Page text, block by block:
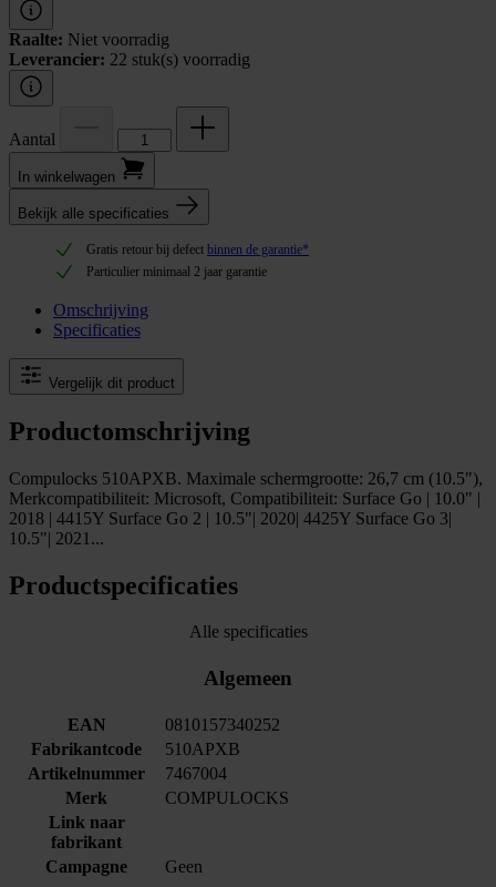
Raalte: Niet voorradig
Leverancier: 22 stuk(s) voorradig
Aantal
In winkel­wagen
Bekijk alle specificaties
Gratis retour bij defect binnen de garantie*
Particulier minimaal 2 jaar garantie
Omschrijving
Specificaties
Vergelijk dit product
Productomschrijving
Compulocks 510APXB. Maximale schermgrootte: 26,7 cm (10.5"),
Merkcompatibiliteit: Microsoft, Compatibiliteit: Surface Go | 10.0" |
2018 | 4415Y Surface Go 2 | 10.5"| 2020| 4425Y Surface Go 3|
10.5"| 2021...
Productspecificaties
Alle specificaties
Algemeen
EAN
0810157340252
Fabrikantcode
510APXB
Artikelnummer
7467004
Merk
COMPULOCKS
Link naar
fabrikant
Campagne
Geen